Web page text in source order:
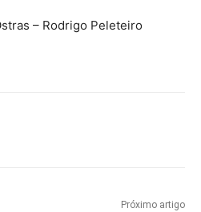
– Rodrigo Peleteiro
Próximo artigo